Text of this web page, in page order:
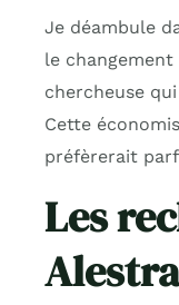
Je déambule
le changement
chercheuse
Cette
préfèrerait
Les